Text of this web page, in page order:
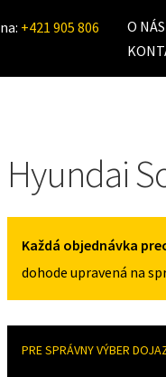
+421 905 806
O NÁS
Hyundai
Každá objednávka
dohode upravená na
PRE SPRÁVNY VÝBER